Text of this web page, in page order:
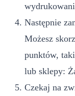
Następnie
Możesz
punktów,
lub sklepy:
Czekaj na